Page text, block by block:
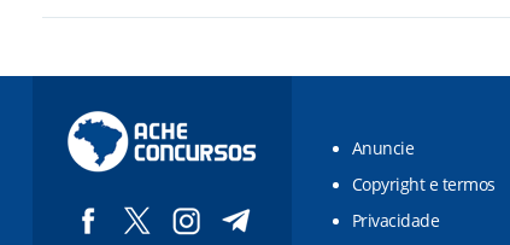
Anuncie
Copyright e termos
Privacidade